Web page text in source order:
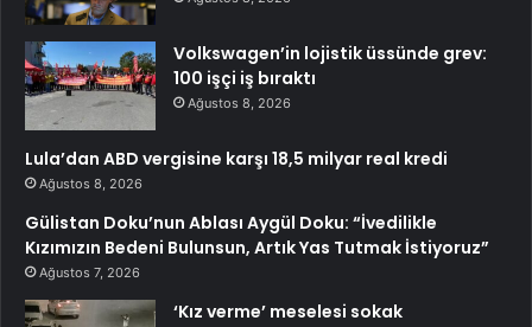
Volkswagen’in lojistik üssünde grev:
100 işçi iş bıraktı
Ağustos 8, 2026
Lula’dan ABD vergisine karşı 18,5 milyar real kredi
Ağustos 8, 2026
Gülistan Doku’nun Ablası Aygül Doku: “İvedilikle
Kızımızın Bedeni Bulunsun, Artık Yas Tutmak İstiyoruz”
Ağustos 7, 2026
‘Kız verme’ meselesi sokak